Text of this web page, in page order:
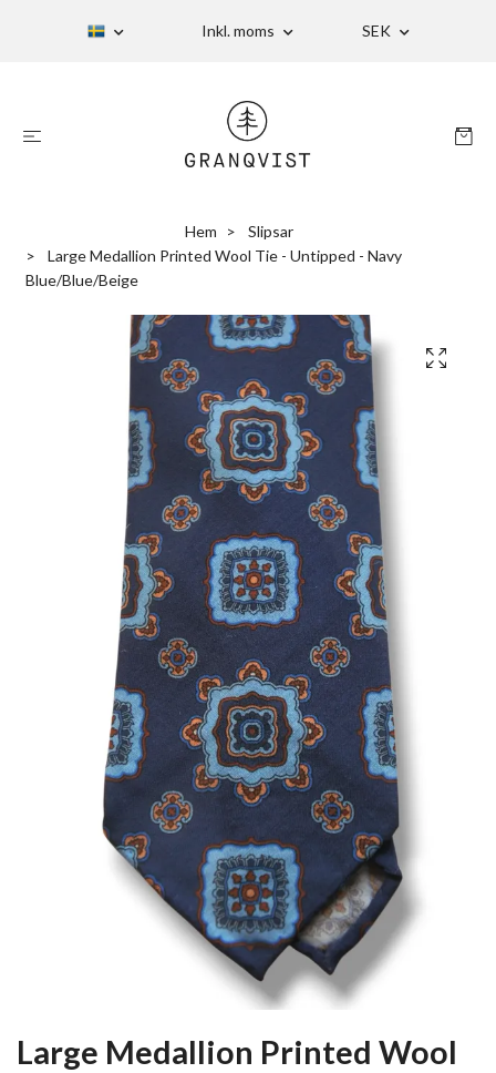
Inkl. moms SEK
Hem
Slipsar
Large Medallion Printed Wool Tie - Untipped - Navy
Blue/Blue/Beige
Large Medallion Printed Wool